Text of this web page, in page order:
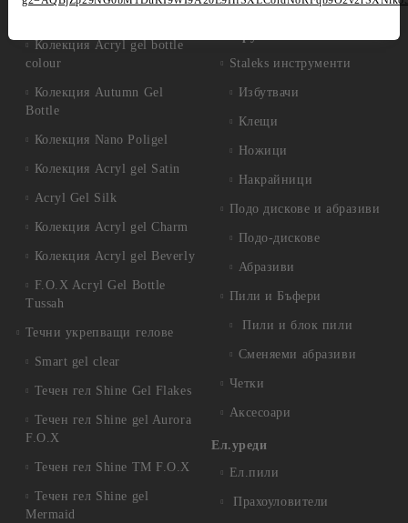
Колекция Acryl gel bottle
colour
Колекция Autumn Gel
Bottle
Колекция Nano Poligel
Колекция Acryl gel Satin
Acryl Gel Silk
Колекция Acryl gel Charm
Колекция Acryl gel Beverly
F.O.X Acryl Gel Bottle
Tussah
Течни укрепващи гелове
Smart gel clear
Течен гел Shine Gel Flakes
Течен гел Shine gel Aurora
F.O.X
Течен гел Shine TM F.O.X
Течен гел Shine gel
Mermaid
Комплекти
Staleks инструменти
Избутвачи
Клещи
Ножици
Накрайници
Подо дискове и абразиви
Подо-дискове
Абразиви
Пили и Бъфери
Пили и блок пили
Сменяеми абразиви
Четки
Аксесоари
Ел.уреди
Ел.пили
Прахоуловители